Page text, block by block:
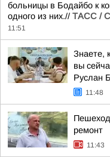
больницы в Бодайбо к
одного из них.// ТАСС /
11:51
Знаете,
вы
Руслан
11:48
ремонт
11:43